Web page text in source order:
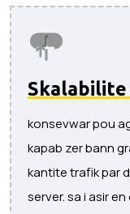
Skalabilite
konsevwar pou
kapab zer bann
kantite trafik par
server. sa i asir